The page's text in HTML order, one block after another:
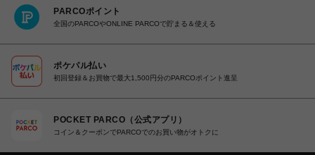
PARCOポイント
全国のPARCOやONLINE PARCOで貯まる＆使える
ポケパル払い
初回登録＆お買物で最大1,500円分のPARCOポイント進呈
POCKET PARCO（公式アプリ）
コイン＆クーポンでPARCOでのお買い物がオトクに